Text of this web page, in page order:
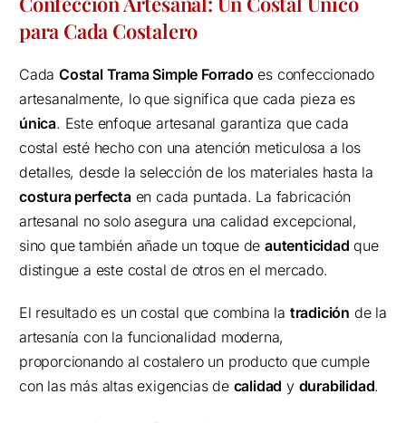
para Cada Costalero
Cada Costal Trama Simple Forrado es confeccionado
artesanalmente, lo que significa que cada pieza es
única. Este enfoque artesanal garantiza que cada
costal esté hecho con una atención meticulosa a los
detalles, desde la selección de los materiales hasta la
costura perfectaen cada puntada. La fabricación
artesanal no solo asegura una calidad excepcional,
sino que también añade un toque deautenticidad que
distingue a este costal de otros en el mercado.
El resultado es un costal que combina la tradición de la
artesanía con la funcionalidad moderna,
proporcionando al costalero un producto que cumple
con las más altas exigencias de calidad y durabilidad.